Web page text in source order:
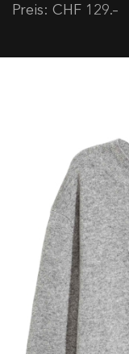
Preis: CHF 129.–